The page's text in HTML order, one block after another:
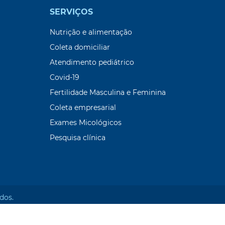
SERVIÇOS
Nutrição e alimentação
Coleta domiciliar
Atendimento pediátrico
Covid-19
Fertilidade Masculina e Feminina
Coleta empresarial
Exames Micológicos
Pesquisa clínica